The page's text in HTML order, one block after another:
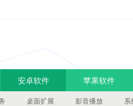
安卓软件 苹果软件
桌面扩展 影音播放 系